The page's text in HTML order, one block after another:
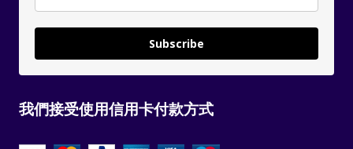
Subscribe
我們接受使用信用卡付款方式